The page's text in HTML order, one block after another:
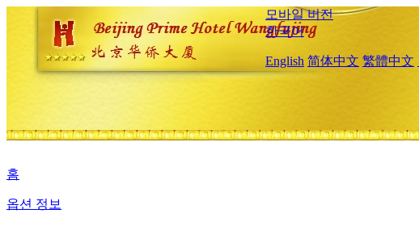
모바일 버전
한국어
English 简体中文 繁體中文
홈
옵션 정보